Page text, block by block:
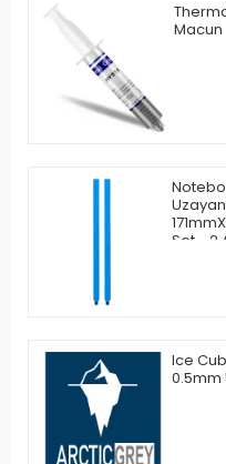
Macun
Set - 2
Ice
0.5mm